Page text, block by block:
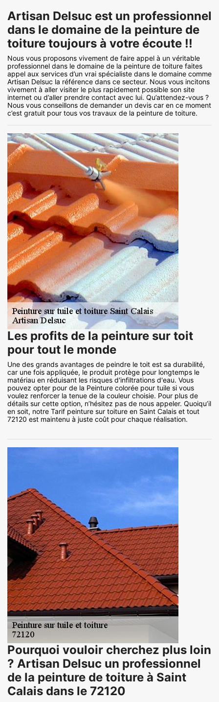
Artisan Delsuc est un professionnel
dans le domaine de la peinture de
toiture toujours à votre écoute !!
Nous vous proposons vivement de faire appel à un véritable
professionnel dans le domaine de la peinture de toiture faites
appel aux services d’un vrai spécialiste dans le domaine comme
Artisan Delsuc la référence dans ce secteur. Nous vous incitons
vivement à aller visiter le plus rapidement possible son site
internet ou d’aller prendre contact avec lui. Qu’attendez-vous ?
Nous vous conseillons de demander un devis car en ce moment
c’est gratuit pour tous vos travaux de la peinture de toiture.
Les profits de la peinture sur toit
pour tout le monde
Une des grands avantages de peindre le toit est sa durabilité,
car une fois appliquée, le produit protège pour longtemps le
matériau en réduisant les risques d'infiltrations d'eau. Vous
pouvez opter pour de la Peinture colorée pour tuile si vous
voulez renforcer la tenue de la couleur choisie. Pour plus de
détails sur cette option, n’hésitez pas de nous appeler. Quoiqu’il
en soit, notre Tarif peinture sur toiture en Saint Calais et tout
72120 est maintenu à juste coût pour chaque réalisation.
Pourquoi vouloir cherchez plus loin
? Artisan Delsuc un professionnel
de la peinture de toiture à Saint
Calais dans le 72120